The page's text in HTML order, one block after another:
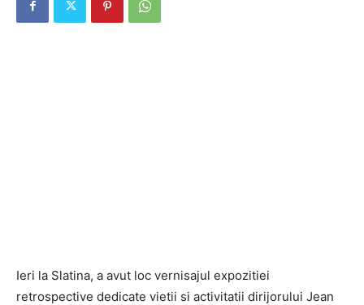
Ieri la Slatina, a avut loc vernisajul expozitiei
retrospective dedicate vietii si activitatii dirijorului Jean